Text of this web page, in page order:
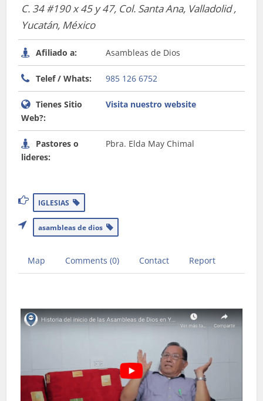
C. 34 #190 x 45 y 47, Col. Santa Ana, Valladolid ,
Yucatán, México
Afiliado a: Asambleas de Dios
Telef / Whats: 985 126 6752
Tienes Sitio
Web?:
Visita nuestro website
Pastores o
lideres:
Pbra. Elda May Chimal
IGLESIAS
asambleas de dios
Map Comments (0) Contact Report